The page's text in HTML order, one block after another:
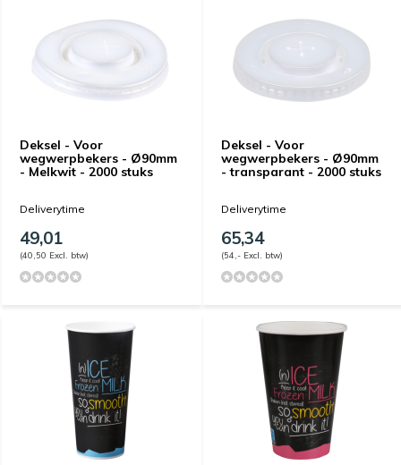
Deksel - Voor
wegwerpbekers - Ø90mm
- Melkwit - 2000 stuks
Deliverytime
49,01
(40,50 Excl. btw)
Deksel - Voor
wegwerpbekers - Ø90mm
- transparant - 2000 stuks
Deliverytime
65,34
(54,- Excl. btw)